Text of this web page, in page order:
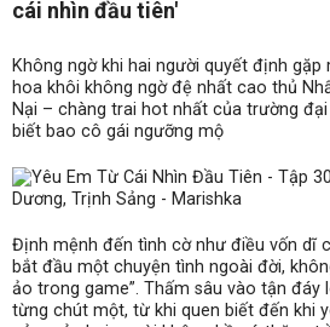
Không ngờ khi hai người quyết định
hoa khôi không ngờ đệ nhất cao thủ
Nại – chàng trai hot nhất của trường
biết bao cô gái ngưỡng mộ
Định mệnh đến tình cờ như điều vốn dĩ
bắt đầu một chuyện tình ngoài đời,
ảo trong game”. Thấm sâu vào tận đáy
từng chút một, từ khi quen biết đến khi